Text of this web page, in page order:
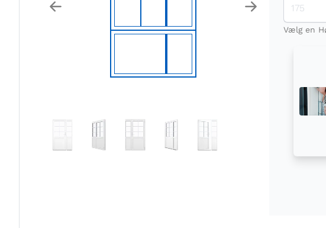
Previous Next
Vælg en